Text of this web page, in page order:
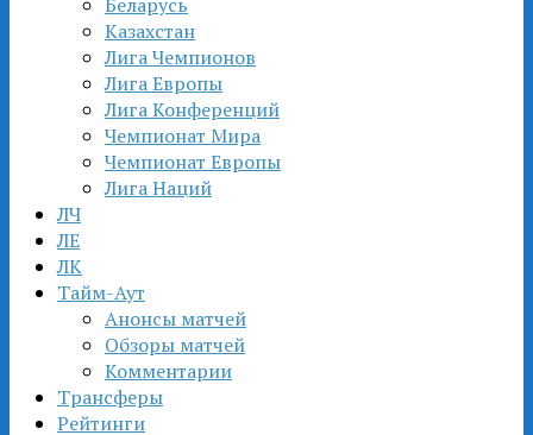
Казахстан
Лига Чемпионов
Лига Европы
Лига Конференций
Чемпионат Мира
Чемпионат Европы
Лига Наций
ЛЧ
ЛЕ
ЛК
Тайм-Аут
Анонсы матчей
Обзоры матчей
Комментарии
Трансферы
Рейтинги